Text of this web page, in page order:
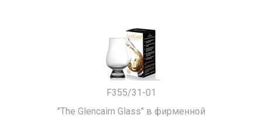
F355/31-01
"The Glencairn Glass" в фирменной